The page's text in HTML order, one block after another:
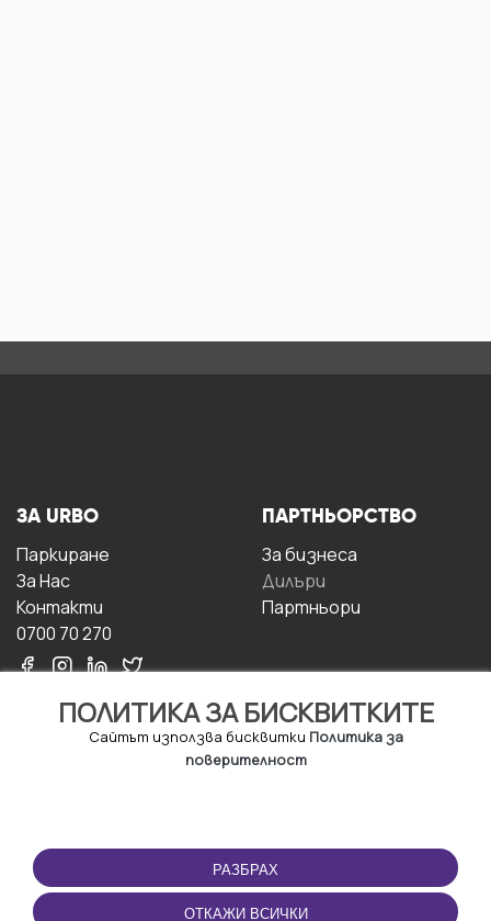
ПОЛИТИКА ЗА БИСКВИТКИТЕ
Сайтът използва бисквитки Политика за
поверителност
РАЗБРАХ
ОТКАЖИ ВСИЧКИ
ЗА URBO
Паркиране
За Hас
Контакти
0700 70 270
ПАРТНЬОРСТВО
За бизнесa
Дилъри
Партньори
ПОЛЗВАНЕ
Правила и условия за
ползване
ПРИЛОЖЕНИЕТО